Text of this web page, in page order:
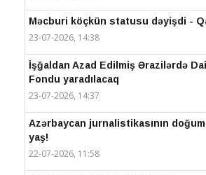
Məcburi köçkün statusu dəyişdi -
23-07-2026, 14:38
İşğaldan Azad Edilmiş Ərazilərdə
Fondu yaradılacaq
23-07-2026, 14:37
Azərbaycan jurnalistikasının
yaş!
22-07-2026, 11:58